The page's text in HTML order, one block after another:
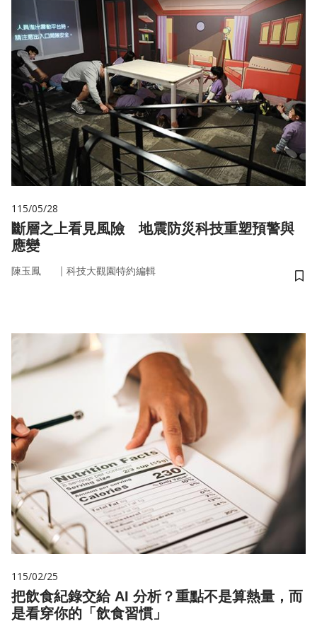
115/05/28
斷層之上看見風險 地震防災科技重塑預警與
應變
陳玉鳳 ｜ 科技大觀園特約編輯
儲
115/02/25
把飲食紀錄交給 AI 分析？重點不是算熱量，而
是看穿你的「飲食習慣」